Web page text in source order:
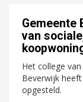
Gemeente
van
Het college
Beverwijk
opgesteld.